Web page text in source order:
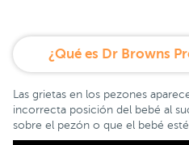
Las grietas en los pezones
incorrecta posición del bebé al
sobre el pezón o que el bebé